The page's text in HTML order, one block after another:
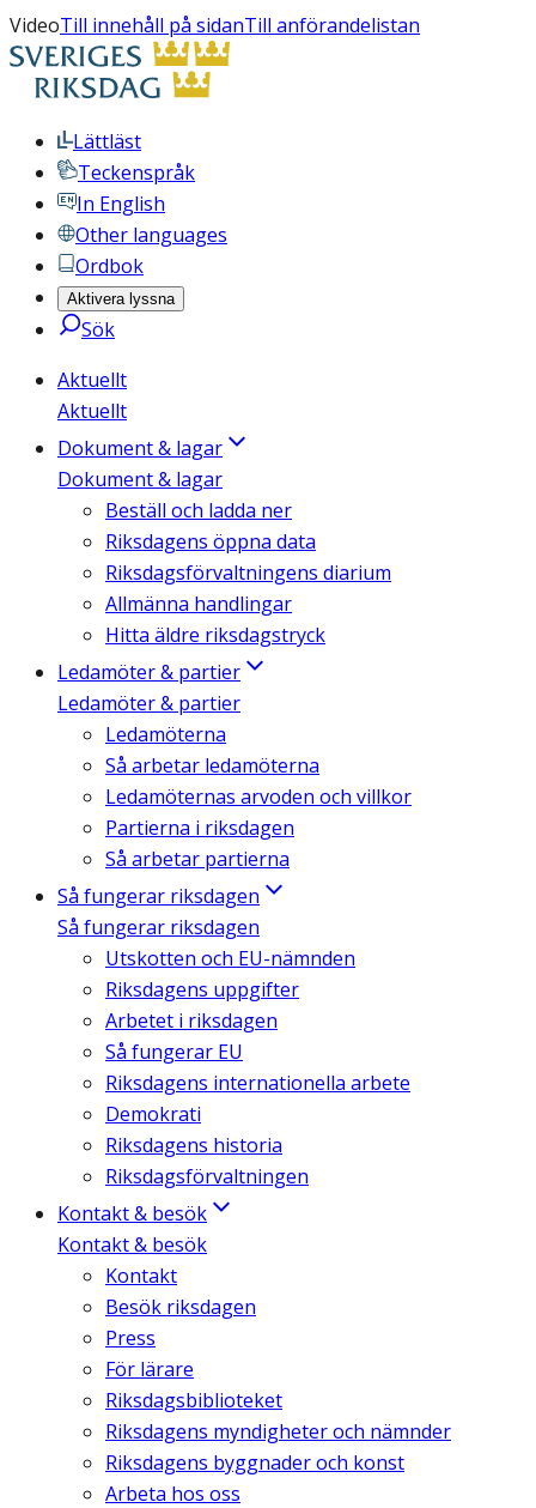
VideoTill innehåll på sidanTill anförandelistan
Lättläst
Teckenspråk
In English
Other languages
Ordbok
Aktivera lyssna
Sök
Aktuellt
Aktuellt
Dokument & lagar
Dokument & lagar
Beställ och ladda ner
Riksdagens öppna data
Riksdagsförvaltningens diarium
Allmänna handlingar
Hitta äldre riksdagstryck
Ledamöter & partier
Ledamöter & partier
Ledamöterna
Så arbetar ledamöterna
Ledamöternas arvoden och villkor
Partierna i riksdagen
Så arbetar partierna
Så fungerar riksdagen
Så fungerar riksdagen
Utskotten och EU-nämnden
Riksdagens uppgifter
Arbetet i riksdagen
Så fungerar EU
Riksdagens internationella arbete
Demokrati
Riksdagens historia
Riksdagsförvaltningen
Kontakt & besök
Kontakt & besök
Kontakt
Besök riksdagen
Press
För lärare
Riksdagsbiblioteket
Riksdagens myndigheter och nämnder
Riksdagens byggnader och konst
Arbeta hos oss